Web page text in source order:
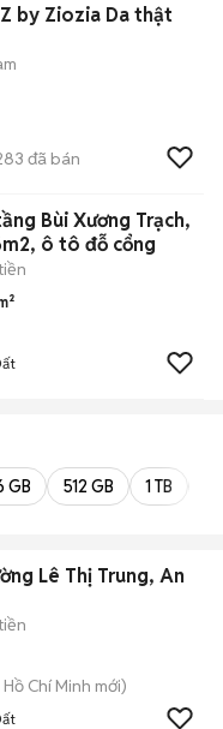
by Ziozia Da thật
đã bán
Bùi Xương Trạch,
ô tô đỗ cổng
GB 512 GB 1 TB
Lê Thị Trung, An
Hồ Chí Minh mới)